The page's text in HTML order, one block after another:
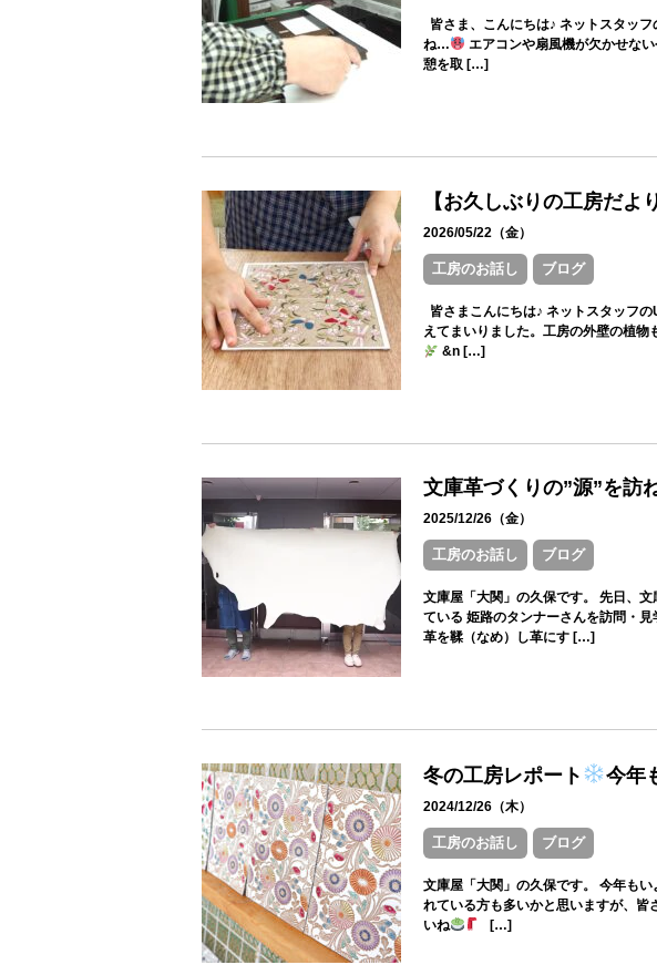
皆さま、こんにちは♪ ネットスタッ
ね…
エアコンや扇風機が欠かせな
憩を取 […]
【お久しぶりの工房だ
2026/05/22（金）
工房のお話し ブログ
皆さまこんにちは♪ ネットスタッフ
えてまいりました。工房の外壁の植
&n […]
文庫革づくりの”源”を訪
2025/12/26（金）
工房のお話し ブログ
文庫屋「大関」の久保です。 先日、
ている 姫路のタンナーさんを訪問・
革を鞣（なめ）し革にす […]
冬の工房レポート 今年
2024/12/26（木）
工房のお話し ブログ
文庫屋「大関」の久保です。 今年も
れている方も多いかと思いますが、皆
いね
[…]